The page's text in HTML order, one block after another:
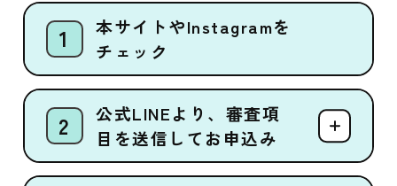
本サイトやInstagramを
チェック
公式LINEより、審査項
目を送信してお申込み